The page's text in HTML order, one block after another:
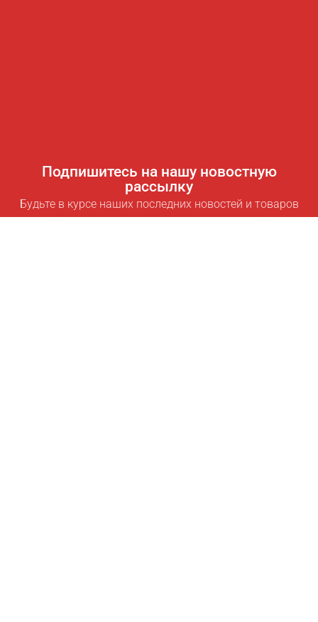
Подпишитесь на нашу новостную
рассылку
Будьте в курсе наших последних новостей и товаров